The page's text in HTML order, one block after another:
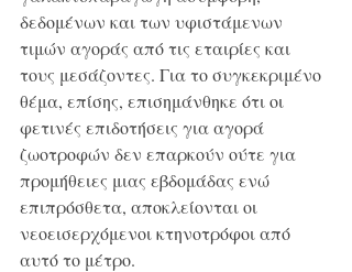
δεδομένων και των υφιστάμενων
τιμών αγοράς από τις εταιρίες και
τους μεσάζοντες. Για το συγκεκριμένο
θέμα, επίσης, επισημάνθηκε ότι οι
φετινές επιδοτήσεις για αγορά
ζωοτροφών δεν επαρκούν ούτε για
προμήθειες μιας εβδομάδας ενώ
επιπρόσθετα, αποκλείονται οι
νεοεισερχόμενοι κτηνοτρόφοι από
αυτό το μέτρο.